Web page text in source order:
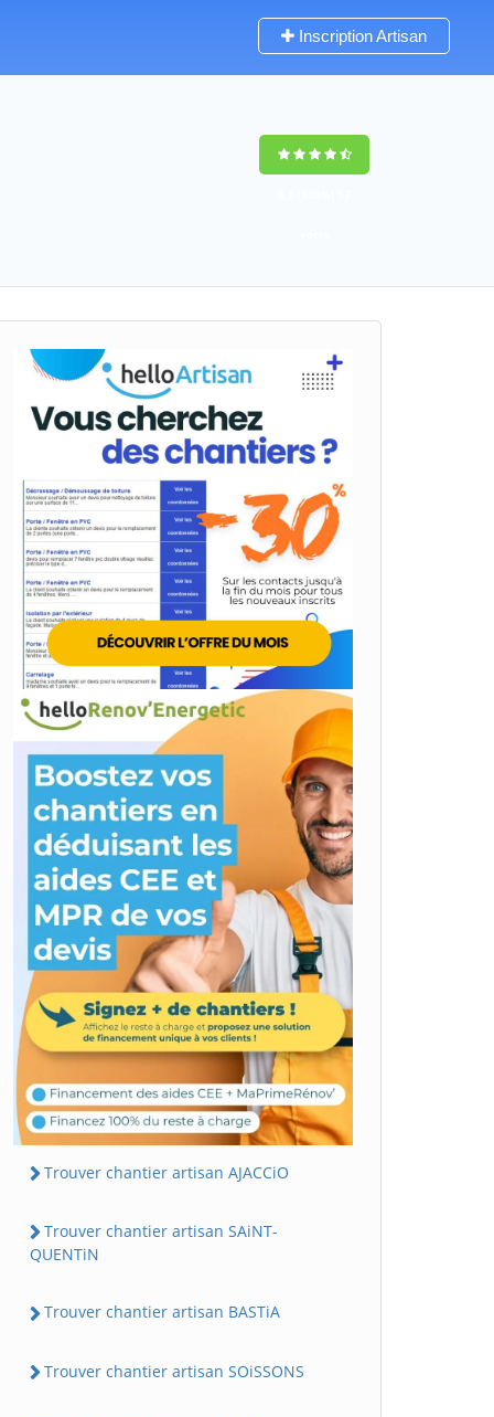
Inscription Artisan
Trouver chantier artisan AJACCiO
Trouver chantier artisan SAiNT-
QUENTiN
Trouver chantier artisan BASTiA
Trouver chantier artisan SOiSSONS